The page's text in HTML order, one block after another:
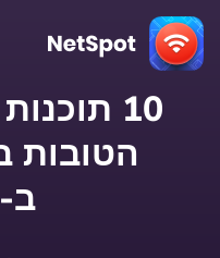
10
ב-2026